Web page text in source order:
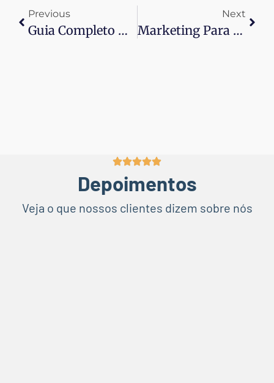
Previous
Guia Completo De Marketing Para Negócios Locais: Estratégias Para Aumentar Sua Visibilidade E Vendas Na Região
Next
Marketing Para Negócios Locais: Estratégias Profundas Para Conquistar E Fidelizar Clientes Na Sua Região
Depoimentos
Veja o que nossos clientes dizem sobre nós